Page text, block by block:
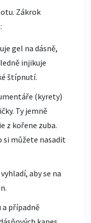
Zákrok
gel na dásně,
injikuje
štípnutí.
(kyrety)
Ty jemně
z kořene zuba.
si můžete nasadit
aby se na
případně